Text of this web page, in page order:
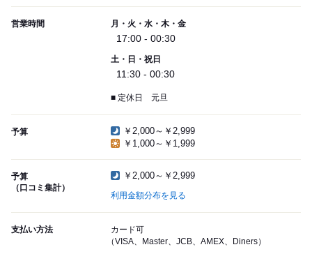
営業時間 月・火・水・木・金
17:00 - 00:30
土・日・祝日
11:30 - 00:30
■ 定休日 元旦
予算
￥2,000～￥2,999
￥1,000～￥1,999
予算
（口コミ集計）
￥2,000～￥2,999
利用金額分布を見る
支払い方法
カード可
（VISA、Master、JCB、AMEX、Diners）